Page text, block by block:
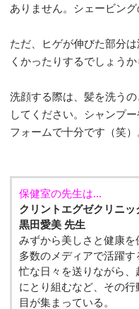
ありません。シェービン
ただ、ヒゲが伸びた部分
くかったりするでしょう
洗顔する際は、髪を洗う
してください。シャンプ
フォームで十分です（笑）
保健室の先生は…
クリントエグゼクリニ
黒田愛美 先生
みずから美しさと健康
多数のメディアで活躍す
忙な日々を送りながら
にとり組むなど、その
目が集まっている。